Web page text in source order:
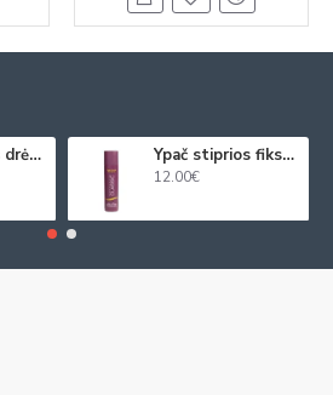
Atkuriamasis drėkinamasis plaukų kremas su juod. ikrų ekstraktu 250ml Ypač stiprios fiksacijos plaukų purškiklis 250ml
12.00€